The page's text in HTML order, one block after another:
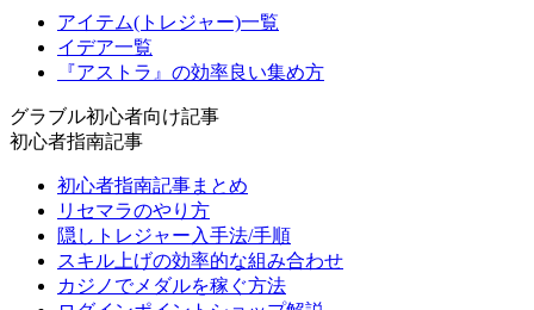
アイテム(トレジャー)一覧
イデア一覧
『アストラ』の効率良い集め方
グラブル初心者向け記事
初心者指南記事
初心者指南記事まとめ
リセマラのやり方
隠しトレジャー入手法/手順
スキル上げの効率的な組み合わせ
カジノでメダルを稼ぐ方法